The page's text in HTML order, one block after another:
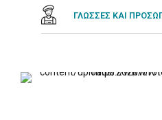
ΓΛΩΣΣΕΣ ΚΑΙ